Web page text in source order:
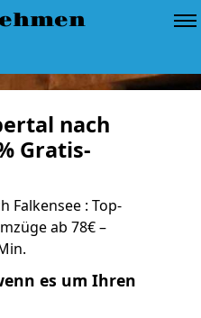
nach
Gratis-
Falkensee : Top-
ab 78€ –
es um Ihren